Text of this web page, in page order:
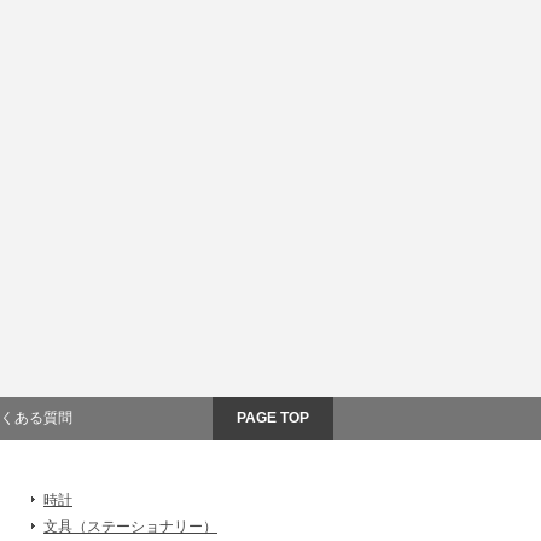
ある質問 PAGE TOP
時計
文具（ステーショナリー）